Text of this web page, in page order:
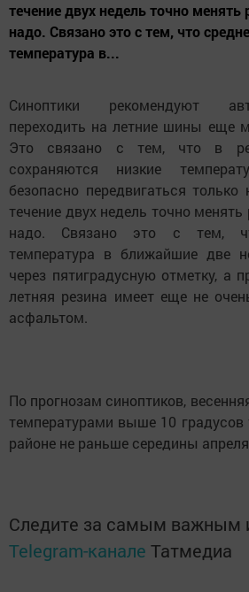
течение двух недель точно
надо. Связано это с тем, что
температура в...
Синоптики рекомендуют
переходить на летние шины еще
Это связано с тем, что в
сохраняются низкие
безопасно передвигаться
течение двух недель точно
надо. Связано это с тем,
температура в ближайшие две
через пятиградусную отметку, а
летняя резина имеет еще не
асфальтом.
По прогнозам синоптиков,
температурами выше 10 градусов
районе не раньше середины
Следите за самым важным
Telegram-канале Татмедиа